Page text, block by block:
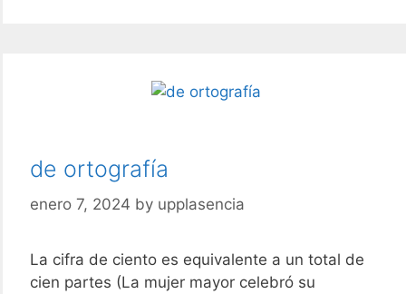
de ortografía
enero 7, 2024 by upplasencia
La cifra de ciento es equivalente a un total de
cien partes (La mujer mayor celebró su